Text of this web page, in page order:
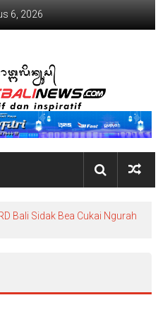
6, 2026
Bali Sidak Bea Cukai Ngurah